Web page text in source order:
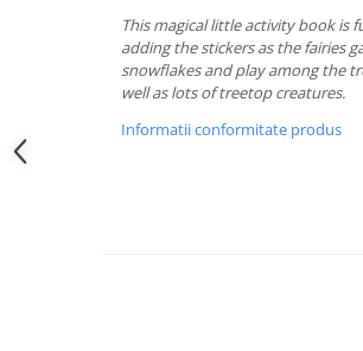
This magical little activity book is
adding the stickers as the fairies
snowflakes and play among the
well as lots of treetop creatures.
Informatii conformitate produs